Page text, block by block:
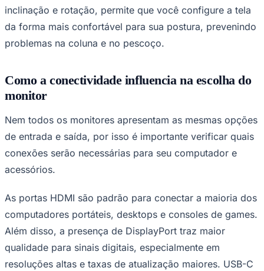
São Paulo
inclinação e rotação, permite que você configure a tela
da forma mais confortável para sua postura, prevenindo
problemas na coluna e no pescoço.
Como a conectividade influencia na escolha do
monitor
Nem todos os monitores apresentam as mesmas opções
de entrada e saída, por isso é importante verificar quais
conexões serão necessárias para seu computador e
acessórios.
As portas HDMI são padrão para conectar a maioria dos
computadores portáteis, desktops e consoles de games.
Além disso, a presença de DisplayPort traz maior
qualidade para sinais digitais, especialmente em
resoluções altas e taxas de atualização maiores. USB-C